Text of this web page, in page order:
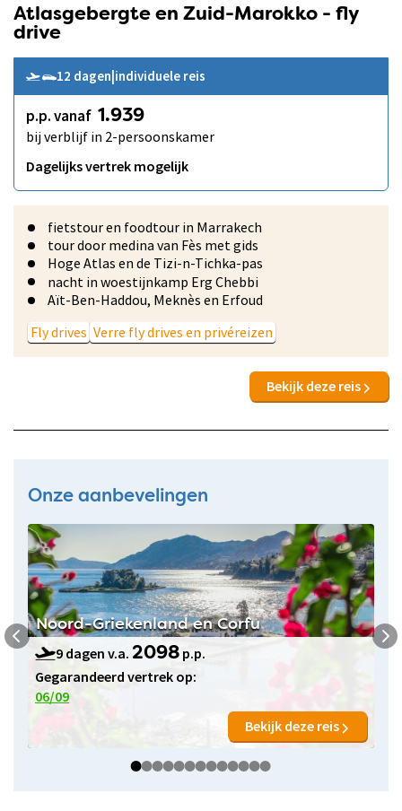
Atlasgebergte en Zuid-Marokko - fly
drive
12 dagen individuele reis
p.p. vanaf 1.939
bij verblijf in 2-persoonskamer
Dagelijks vertrek mogelijk
fietstour en foodtour in Marrakech
tour door medina van Fès met gids
Hoge Atlas en de Tizi-n-Tichka-pas
nacht in woestijnkamp Erg Chebbi
Aït-Ben-Haddou, Meknès en Erfoud
Fly drives Verre fly drives en privéreizen
Bekijk deze reis
Onze aanbevelingen
Noord-Griekenland en Corfu
9 dagen v.a. 2098 p.p.
Gegarandeerd vertrek op:
06/09
Bekijk deze reis